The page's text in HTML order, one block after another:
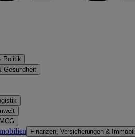
Politik
Gesundheit
Finanzen, Versicherungen &